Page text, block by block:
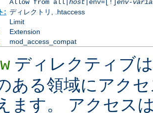
Allow from all| host|env=[!]env-
: ディレクトリ, .htaccess
Limit
Extension
mod_access_compat
ディレクティブ
ある領域にアク
ます。 アクセス